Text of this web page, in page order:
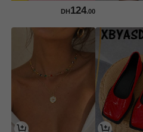
DH124.00